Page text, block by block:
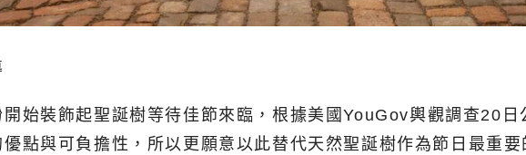
始裝飾起聖誕樹等待佳節來臨，根據美國YouGov輿觀調查20
點與可負擔性，所以更願意以此替代天然聖誕樹作為節日最重